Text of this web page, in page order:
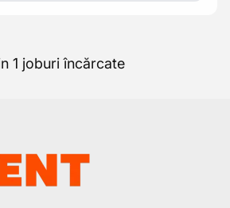
1 joburi încărcate